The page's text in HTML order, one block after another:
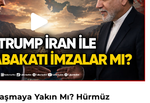
Yakın Mı? Hürmüz